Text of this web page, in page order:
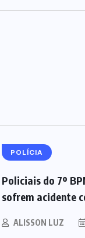
POLÍCIA
Policiais do 7º
sofrem acidente
ALISSON LUZ